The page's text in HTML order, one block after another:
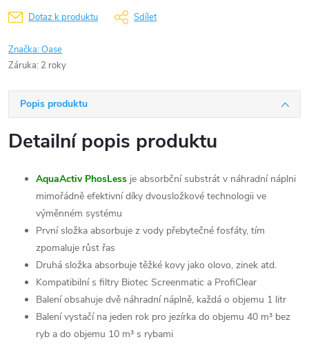
Dotaz k produktu Sdílet
Značka:Oase
Záruka: 2 roky
Popis produktu
Detailní popis produktu
AquaActiv PhosLess je absorbční substrát v náhradní náplni
mimořádně efektivní díky dvousložkové technologii ve
výměnném systému
První složka absorbuje z vody přebytečné fosfáty, tím
zpomaluje růst řas
Druhá složka absorbuje těžké kovy jako olovo, zinek atd.
Kompatibilní s filtry Biotec Screenmatic a ProfiClear
Balení obsahuje dvě náhradní náplně, každá o objemu 1 litr
Balení vystačí na jeden rok pro jezírka do objemu 40 m³ bez
ryb a do objemu 10 m³ s rybami